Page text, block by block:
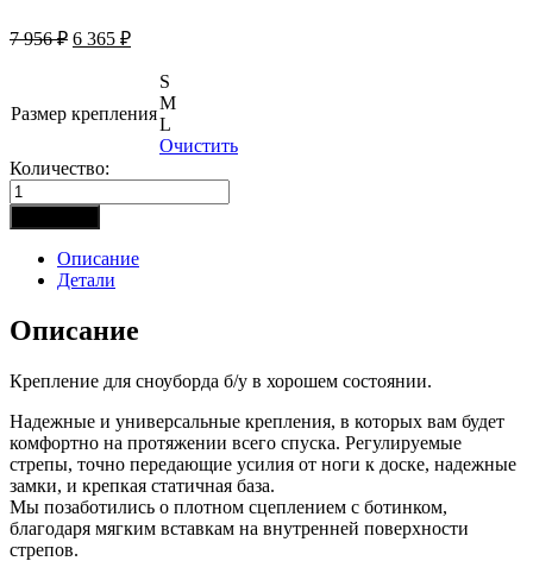
7 956₽ 6 365 ₽
Размер крепления
S
M
L
Очистить
Количество:
Количество
товара
Крепления
сноуборда
PRIME
Classic
(б/
Описание
Детали
Описание
Крепление для сноуборда б/у в хорошем состоянии.
Надежные и универсальные крепления, в которых вам будет
комфортно на протяжении всего спуска. Регулируемые
стрепы, точно передающие усилия от ноги к доске, надежные
замки, и крепкая статичная база.
Мы позаботились о плотном сцеплением с ботинком,
благодаря мягким вставкам на внутренней поверхности
стрепов.